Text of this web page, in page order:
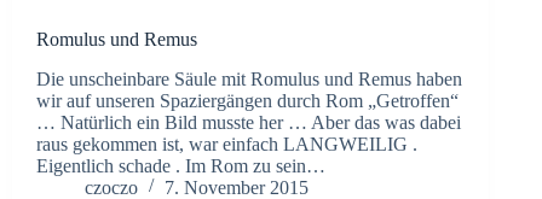
Romulus und Remus
Die unscheinbare Säule mit Romulus und Remus haben
wir auf unseren Spaziergängen durch Rom „Getroffen“
… Natürlich ein Bild musste her … Aber das was dabei
raus gekommen ist, war einfach LANGWEILIG .
Eigentlich schade . Im Rom zu sein…
czoczo
7. November 2015